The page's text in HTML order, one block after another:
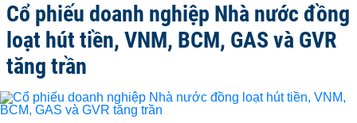
Cổ phiếu doanh nghiệp Nhà nước đồng
loạt hút tiền, VNM, BCM, GAS và GVR
tăng trần